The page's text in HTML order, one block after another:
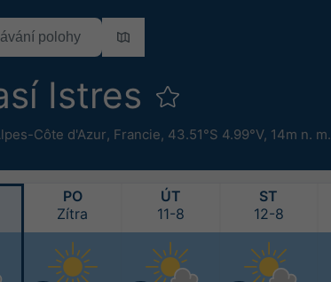
Istres
Côte d'Azur, Francie, 43.51°S 4.99°V, 14m n. m.
PO
Zítra
ÚT
11-8
ST
12-8